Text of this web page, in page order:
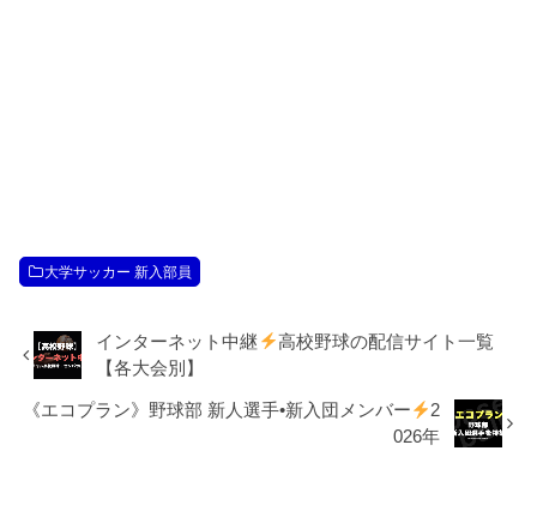
大学サッカー 新入部員
インターネット中継
高校野球の配信サイト一覧
【各大会別】
《エコプラン》野球部 新人選手•新入団メンバー
2
026年